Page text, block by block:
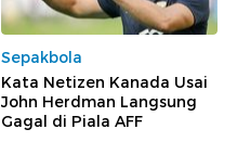
Sepakbola
Kata Netizen Kanada Usai
John Herdman Langsung
Gagal di Piala AFF